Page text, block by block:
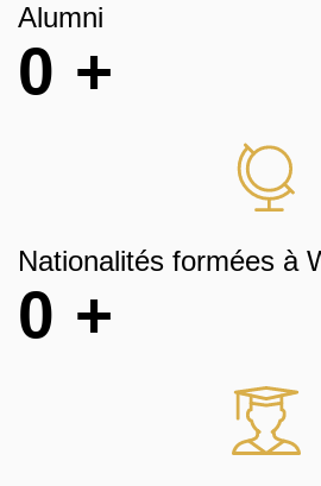
Alumni
0 +
Nationalités formées à
0 +